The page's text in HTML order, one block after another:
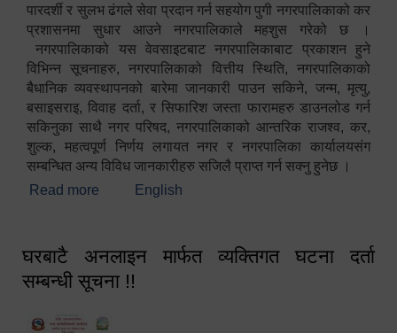
पारदर्शी र सुलभ ढंगले सेवा प्रदान गर्न सहयोग पुगी नगरपालिकाको कर
प्रशासनमा सुधार आउने नगरपालिकाले महशुस गरेको छ ।
नगरपालिकाको यस वेवसाइटबाट नगरपालिकाबाट प्रकाशन हुने
विभिन्न सूचनाहरु, नगरपालिकाको वित्तीय स्थिति, नगरपालिकाको
बैधानिक व्यवस्थापनको बारेमा जानकारी पाउन सकिने, जन्म, मृत्यु,
बसाइसराइ, विवाह दर्ता, र सिफारिश जस्ता फारामहरु डाउनलोड गर्न
सकिनुका साथै नगर परिषद, नगरपालिकाको आन्तरिक राजश्व, कर,
शुल्क, महत्वपूर्ण निर्णय लगायत नगर र नगरपालिका कार्यालयसंग
सम्बन्धित अन्य विविध जानकारीहरु सजिलै प्राप्त गर्न सक्नु हुनेछ ।
Read more about स्वागतम!!!
English
घरबाटै अनलाइन मार्फत व्यक्तिगत घटना दर्ता
सम्बन्धी सूचना !!